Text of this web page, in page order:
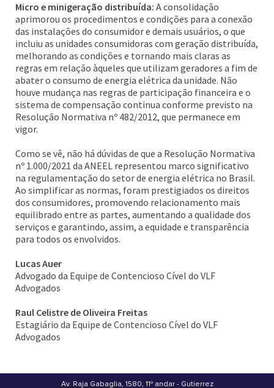
Micro e minigeração distribuída: A consolidação
aprimorou os procedimentos e condições para a conexão
das instalações do consumidor e demais usuários, o que
incluiu as unidades consumidoras com geração distribuída,
melhorando as condições e tornando mais claras as
regras em relação àqueles que utilizam geradores a fim de
abater o consumo de energia elétrica da unidade. Não
houve mudança nas regras de participação financeira e o
sistema de compensação continua conforme previsto na
Resolução Normativa nº 482/2012, que permanece em
vigor.
Como se vê, não há dúvidas de que a Resolução Normativa
nº 1.000/2021 da ANEEL representou marco significativo
na regulamentação do setor de energia elétrica no Brasil.
Ao simplificar as normas, foram prestigiados os direitos
dos consumidores, promovendo relacionamento mais
equilibrado entre as partes, aumentando a qualidade dos
serviços e garantindo, assim, a equidade e transparência
para todos os envolvidos.
Lucas Auer
Advogado da Equipe de Contencioso Cível do VLF
Advogados
Raul Celistre de Oliveira Freitas
Estagiário da Equipe de Contencioso Cível do VLF
Advogados
Av. Raja Gabaglia, 1580, 11º andar - Gutierrez